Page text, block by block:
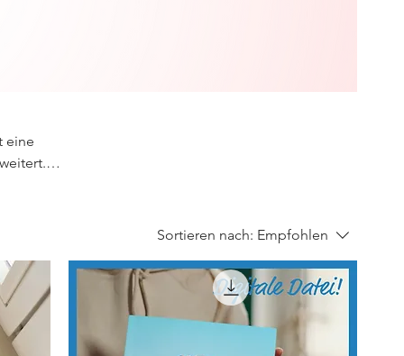
eine
Sortieren nach: Empfohlen